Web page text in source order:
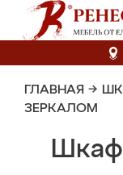
ГЛАВНАЯ →
ЗЕРКАЛОМ